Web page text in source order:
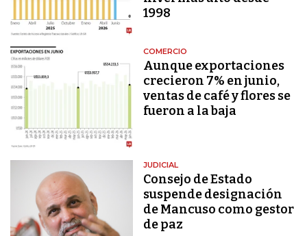
1998
COMERCIO
Aunque exportaciones
crecieron 7% en junio,
ventas de café y flores se
fueron a la baja
JUDICIAL
Consejo de Estado
suspende designación
de Mancuso como gestor
de paz